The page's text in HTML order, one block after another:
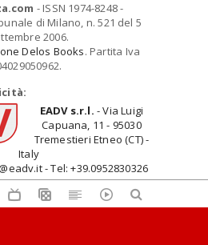
- ISSN 1974-8248 -
di Milano, n. 521 del 5
2006.
Delos Books. Partita Iva
EADV s.r.l. - Via Luigi
Capuana, 11 - 95030
Tremestieri Etneo (CT) -
Italy
- Tel: +39.0952830326